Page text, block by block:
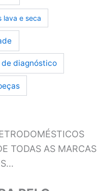
lava e seca
diagnóstico
TODAS AS MARCAS